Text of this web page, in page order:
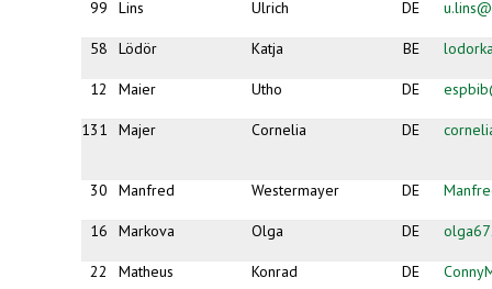
99 Lins Ulrich DE
58 Lödör Katja BE
12 Maier Utho DE
131 Majer Cornelia DE
30 Manfred Westermayer DE
16 Markova Olga DE
22 Matheus Konrad DE